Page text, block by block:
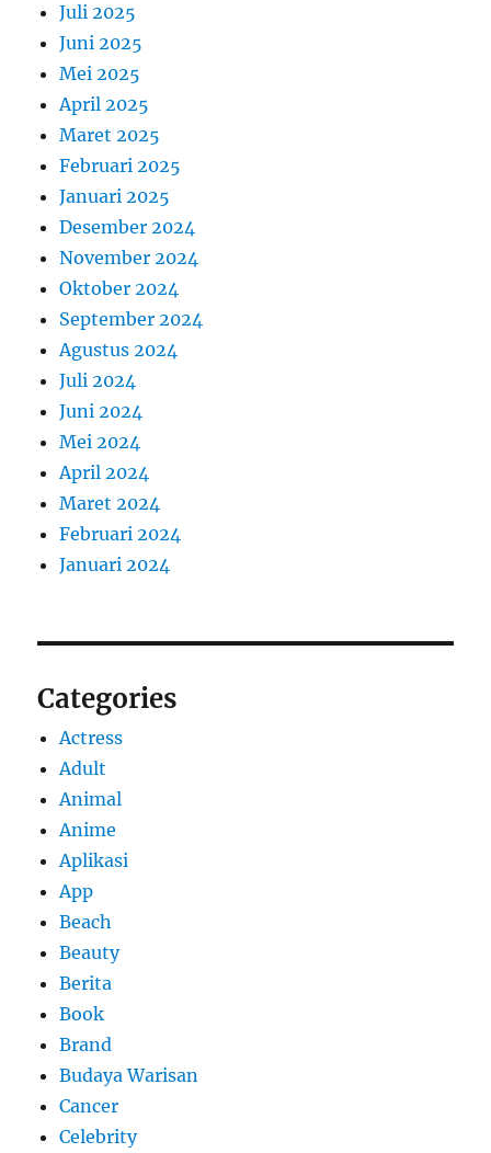
Juli 2025
Juni 2025
Mei 2025
April 2025
Maret 2025
Februari 2025
Januari 2025
Desember 2024
November 2024
Oktober 2024
September 2024
Agustus 2024
Juli 2024
Juni 2024
Mei 2024
April 2024
Maret 2024
Februari 2024
Januari 2024
Categories
Actress
Adult
Animal
Anime
Aplikasi
App
Beach
Beauty
Berita
Book
Brand
Budaya Warisan
Cancer
Celebrity